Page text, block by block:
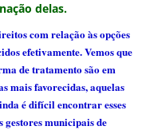
delas.
com relação às opções
efetivamente. Vemos que
de tratamento são em
mais favorecidas, aquelas
é difícil encontrar esses
gestores municipais de